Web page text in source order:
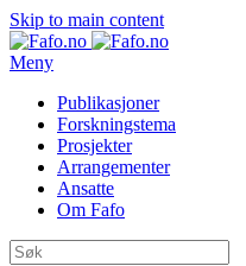
Skip to main content
Meny
Publikasjoner
Forskningstema
Prosjekter
Arrangementer
Ansatte
Om Fafo